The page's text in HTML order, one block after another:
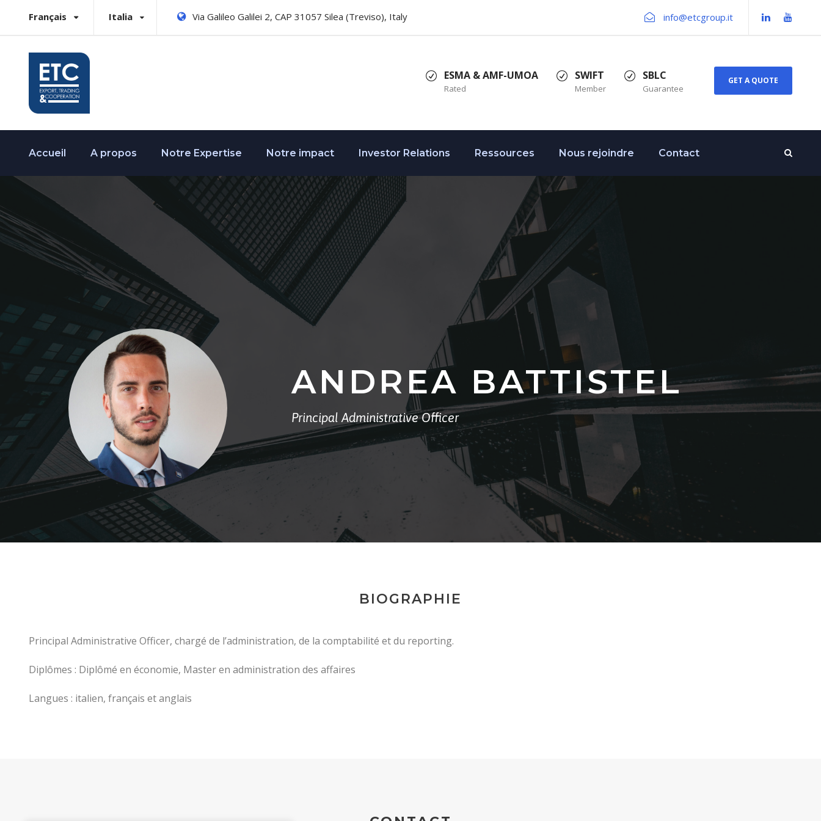
Français Italia Via Galileo Galilei 2, CAP 31057 Silea (Treviso), Italy info@etcgroup.it
ESMA & AMF-UMOA
Rated
SWIFT
Member
SBLC
Guarantee
GET A QUOTE
Accueil A propos Notre Expertise Notre impact Investor Relations Ressources Nous rejoindre Contact
ANDREA BATTISTEL
Principal Administrative Officer
BIOGRAPHIE
Principal Administrative Officer, chargé de l’administration, de la comptabilité et du reporting.
Diplômes : Diplômé en économie, Master en administration des affaires
Langues : italien, français et anglais